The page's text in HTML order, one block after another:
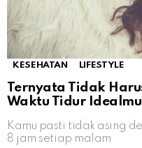
KESEHATAN LIFESTYLE
Ternyata Tidak
Waktu Tidur
Kamu pasti tidak asing
8 jam setiap malam